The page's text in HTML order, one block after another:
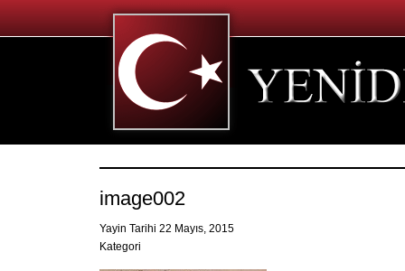
image002
Yayin Tarihi 22 Mayıs, 2015
Kategori